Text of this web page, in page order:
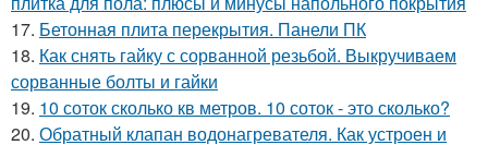
17. Бетонная плита перекрытия. Панели ПК
18. Как снять гайку с сорванной резьбой. Выкручиваем
сорванные болты и гайки
19. 10 соток сколько кв метров. 10 соток - это сколько?
20. Обратный клапан водонагревателя. Как устроен и